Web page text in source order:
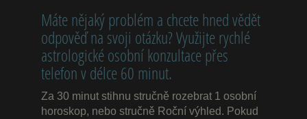
Máte nějaký problém a chcete hned vědět
odpověď na svoji otázku? Využijte rychlé
astrologické osobní konzultace přes
telefon v délce 60 minut.
Za 30 minut stihnu stručně rozebrat 1 osobní
horoskop, nebo stručně Roční výhled. Pokud